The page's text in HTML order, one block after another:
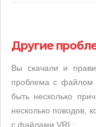
Другие
Вы скачали и
проблема с файлом
быть несколько
несколько поводов,
с файлами VRL: